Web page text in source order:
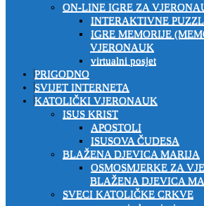
ON-LINE IGRE ZA
INTERAKTIVNE
IGRE MEMORIJE
VJERONAUK
virtualni posjet
PRIGODNO
SVIJET INTERNETA
KATOLIČKI VJERONAUK
ISUS KRIST
APOSTOLI
ISUSOVA ČUDESA
BLAŽENA DJEVICA MARIJA
OSMOSMJERKE ZA
BLAŽENA DJEVICA
SVECI KATOLIČKE CRKVE